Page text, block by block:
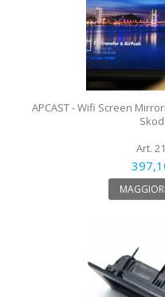
APCAST - Wifi Screen
Art.